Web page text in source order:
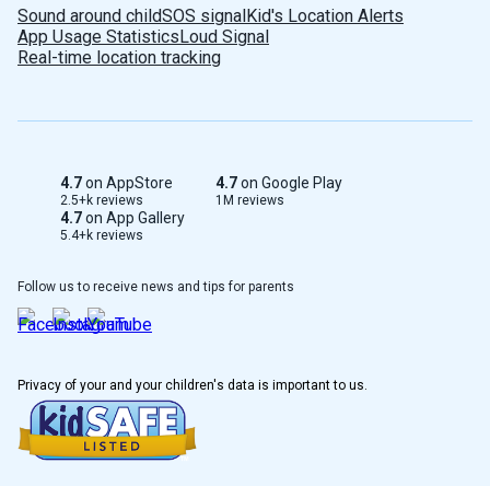
Sound around childSOS signalKid's Location Alerts
App Usage StatisticsLoud Signal
Real-time location tracking
Follow us to receive news and tips for parents
Privacy of your and your children's data is important to us.
4.7on AppStore
2.5+k reviews
4.7on Google Play
1M reviews
4.7on App Gallery
5.4+k reviews